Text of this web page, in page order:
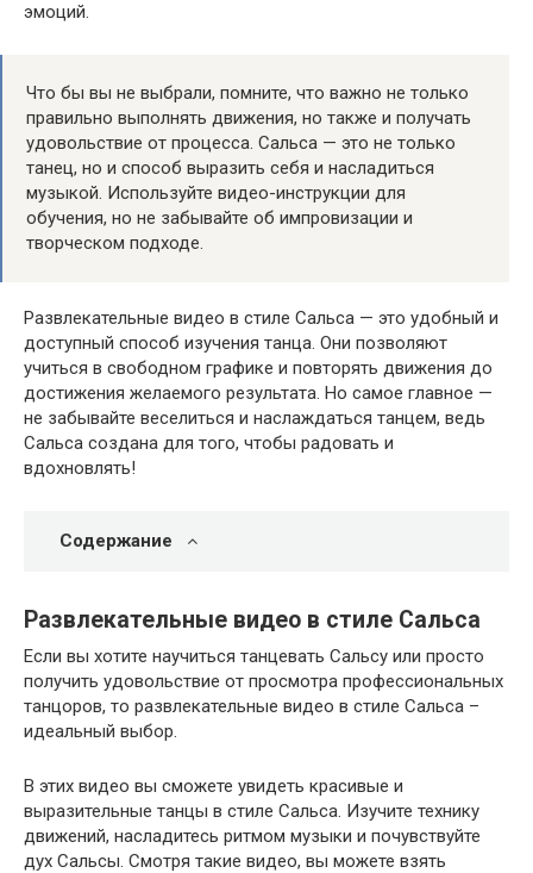
эмоций.
Что бы вы не выбрали, помните, что важно не только
правильно выполнять движения, но также и получать
удовольствие от процесса. Сальса — это не только
танец, но и способ выразить себя и насладиться
музыкой. Используйте видео-инструкции для
обучения, но не забывайте об импровизации и
творческом подходе.
Развлекательные видео в стиле Сальса — это удобный и
доступный способ изучения танца. Они позволяют
учиться в свободном графике и повторять движения до
достижения желаемого результата. Но самое главное —
не забывайте веселиться и наслаждаться танцем, ведь
Сальса создана для того, чтобы радовать и
вдохновлять!
Содержание
Развлекательные видео в стиле Сальса
Если вы хотите научиться танцевать Сальсу или просто
получить удовольствие от просмотра профессиональных
танцоров, то развлекательные видео в стиле Сальса –
идеальный выбор.
В этих видео вы сможете увидеть красивые и
выразительные танцы в стиле Сальса. Изучите технику
движений, насладитесь ритмом музыки и почувствуйте
дух Сальсы. Смотря такие видео, вы можете взять